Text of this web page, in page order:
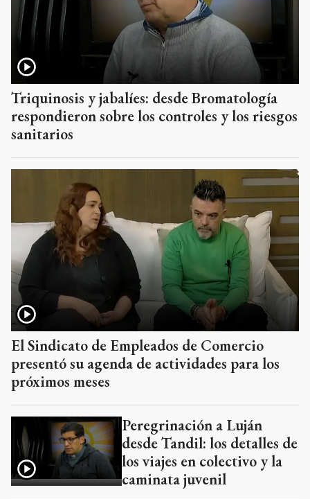
Triquinosis y jabalíes: desde Bromatología
respondieron sobre los controles y los riesgos
sanitarios
El Sindicato de Empleados de Comercio
presentó su agenda de actividades para los
próximos meses
Peregrinación a Luján
desde Tandil: los detalles de
los viajes en colectivo y la
caminata juvenil